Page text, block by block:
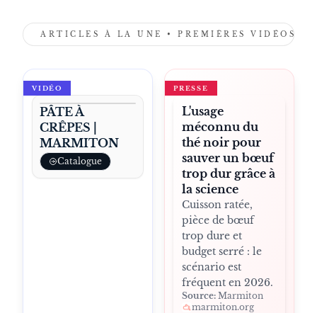
ARTICLES À LA UNE • PREMIÈRES VIDÉOS •
VIDÉO
PÂTE À
CRÊPES |
MARMITON
Catalogue
PRESSE
L'usage
méconnu du
thé noir pour
sauver un bœuf
trop dur grâce à
la science
Cuisson ratée,
pièce de bœuf
trop dure et
budget serré : le
scénario est
fréquent en 2026.
Source: Marmiton
marmiton.org